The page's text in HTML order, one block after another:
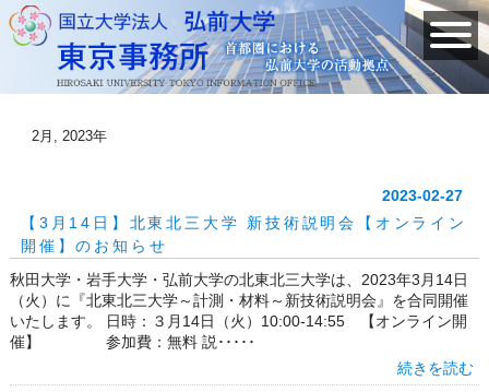
2月, 2023年
2023-02-27
【3月14日】北東北三大学 新技術説明会【オンライン
開催】のお知らせ
秋田大学・岩手大学・弘前大学の北東北三大学は、2023年3月14日
（火）に『北東北三大学～計測・材料～新技術説明会』を合同開催
いたします。 日時：３月14日（火）10:00-14:55 【オンライン開
催】 参加費：無料 説･････
続きを読む